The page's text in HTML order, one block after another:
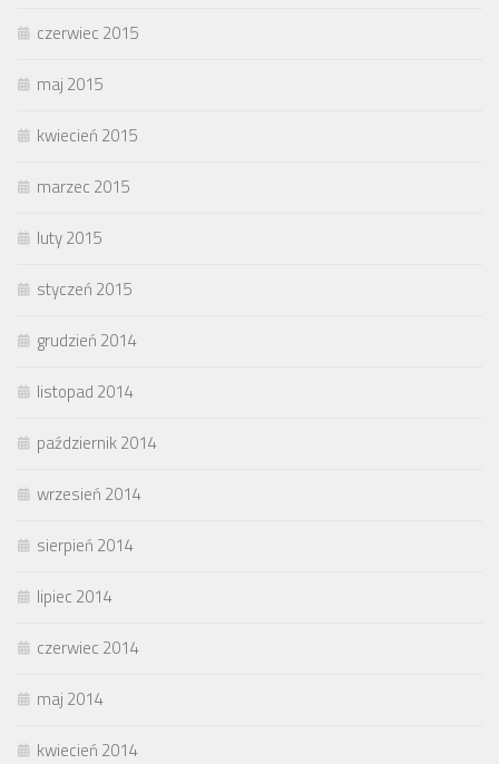
czerwiec 2015
maj 2015
kwiecień 2015
marzec 2015
luty 2015
styczeń 2015
grudzień 2014
listopad 2014
październik 2014
wrzesień 2014
sierpień 2014
lipiec 2014
czerwiec 2014
maj 2014
kwiecień 2014